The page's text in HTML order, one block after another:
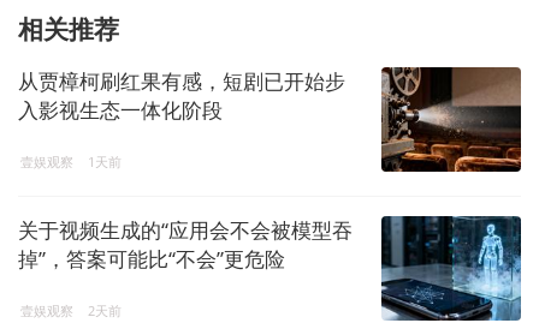
相关推荐
从贾樟柯刷红果有感，短剧已开始步
入影视生态一体化阶段
壹娱观察 1天前
关于视频生成的“应用会不会被模型吞
掉”，答案可能比“不会”更危险
壹娱观察 2天前